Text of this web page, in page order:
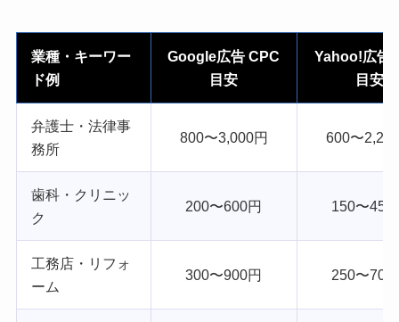
業種・キーワー
ド例
Google広告 CPC
目安
Yahoo!広告
目安
弁護士・法律事
務所
800〜3,000円 600〜
歯科・クリニッ
ク
200〜600円 150〜450
工務店・リフォ
ーム
300〜900円 250〜700